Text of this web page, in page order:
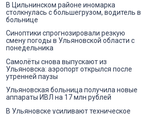
В Цильнинском районе иномарка
столкнулась с большегрузом, водитель в
больнице
Синоптики спрогнозировали резкую
смену погоды в Ульяновской области с
понедельника
Самолёты снова выпускают из
Ульяновска: аэропорт открылся после
утренней паузы
Ульяновская больница получила новые
аппараты ИВЛ на 17 млн рублей
В Ульяновске усиливают техническое